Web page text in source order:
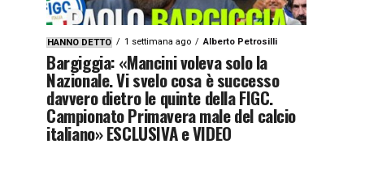
HANNO DETTO 1 settimana ago Alberto Petrosilli
Bargiggia: «Mancini voleva solo la
Nazionale. Vi svelo cosa è successo
davvero dietro le quinte della FIGC.
Campionato Primavera male del calcio
italiano» ESCLUSIVA e VIDEO